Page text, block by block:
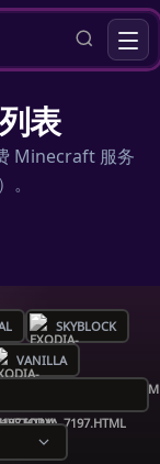
表
Minecraft 服务
SKYBLOCK
VANILLA